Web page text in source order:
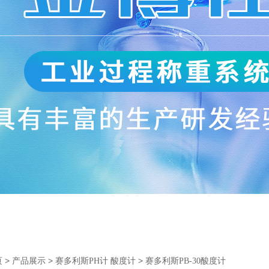
> 产品展示 > 赛多利斯PH计 酸度计 > 赛多利斯PB-30酸度计